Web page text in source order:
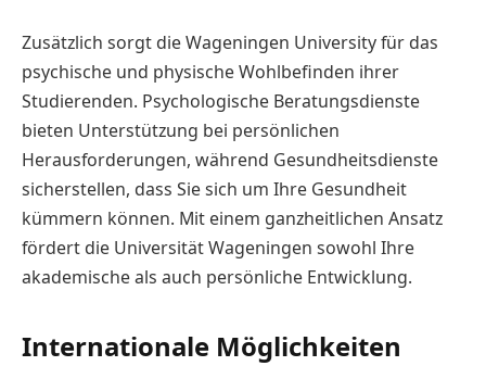
Zusätzlich sorgt die Wageningen University für das
psychische und physische Wohlbefinden ihrer
Studierenden. Psychologische Beratungsdienste
bieten Unterstützung bei persönlichen
Herausforderungen, während Gesundheitsdienste
sicherstellen, dass Sie sich um Ihre Gesundheit
kümmern können. Mit einem ganzheitlichen Ansatz
fördert die Universität Wageningen sowohl Ihre
akademische als auch persönliche Entwicklung.
Internationale Möglichkeiten